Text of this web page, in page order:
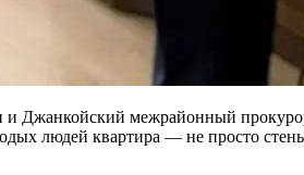
Джанкойский межрайонный
людей квартира — не просто